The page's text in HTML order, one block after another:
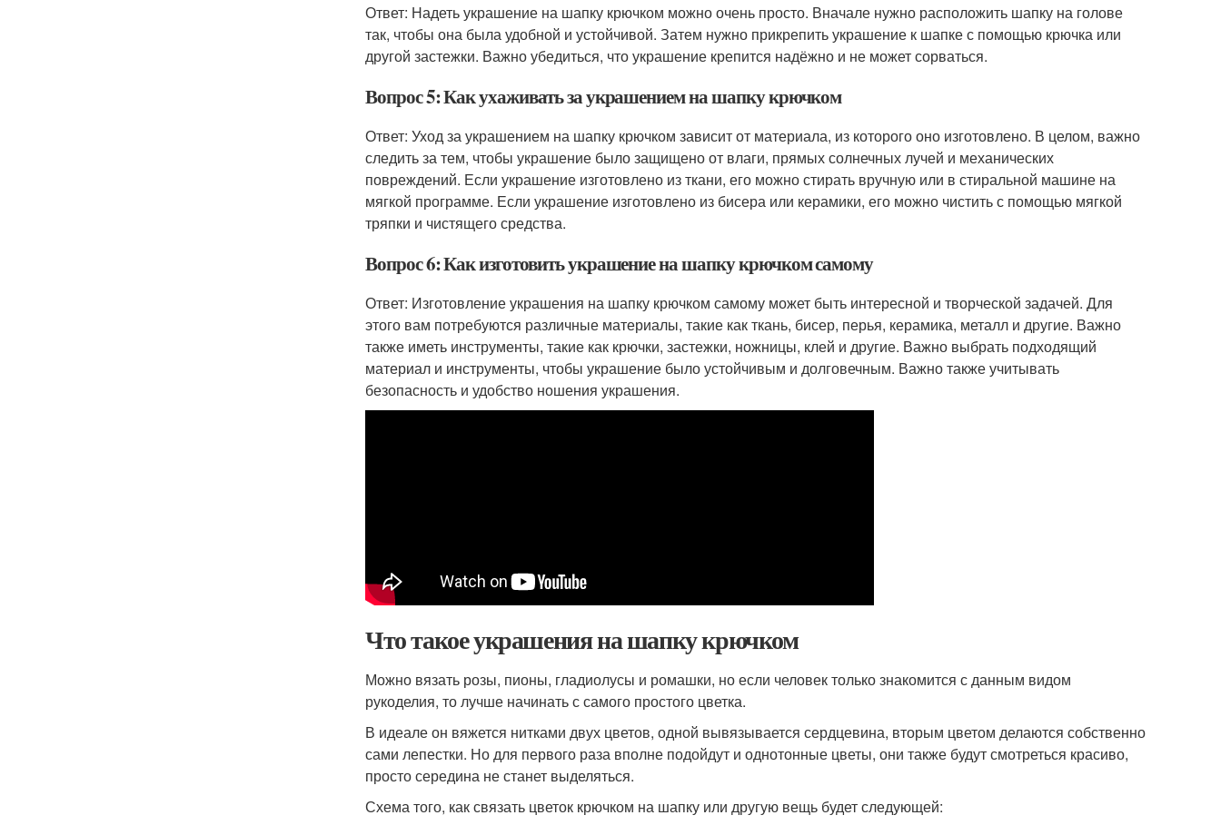
Ответ: Надеть украшение на шапку крючком можно очень просто. Вначале нужно расположить шапку на голове
так, чтобы она была удобной и устойчивой. Затем нужно прикрепить украшение к шапке с помощью крючка или
другой застежки. Важно убедиться, что украшение крепится надёжно и не может сорваться.
Вопрос 5: Как ухаживать за украшением на шапку крючком
Ответ: Уход за украшением на шапку крючком зависит от материала, из которого оно изготовлено. В целом, важно
следить за тем, чтобы украшение было защищено от влаги, прямых солнечных лучей и механических
повреждений. Если украшение изготовлено из ткани, его можно стирать вручную или в стиральной машине на
мягкой программе. Если украшение изготовлено из бисера или керамики, его можно чистить с помощью мягкой
тряпки и чистящего средства.
Вопрос 6: Как изготовить украшение на шапку крючком самому
Ответ: Изготовление украшения на шапку крючком самому может быть интересной и творческой задачей. Для
этого вам потребуются различные материалы, такие как ткань, бисер, перья, керамика, металл и другие. Важно
также иметь инструменты, такие как крючки, застежки, ножницы, клей и другие. Важно выбрать подходящий
материал и инструменты, чтобы украшение было устойчивым и долговечным. Важно также учитывать
безопасность и удобство ношения украшения.
Что такое украшения на шапку крючком
Можно вязать розы, пионы, гладиолусы и ромашки, но если человек только знакомится с данным видом
рукоделия, то лучше начинать с самого простого цветка.
В идеале он вяжется нитками двух цветов, одной вывязывается сердцевина, вторым цветом делаются собственно
сами лепестки. Но для первого раза вполне подойдут и однотонные цветы, они также будут смотреться красиво,
просто середина не станет выделяться.
Схема того, как связать цветок крючком на шапку или другую вещь будет следующей: